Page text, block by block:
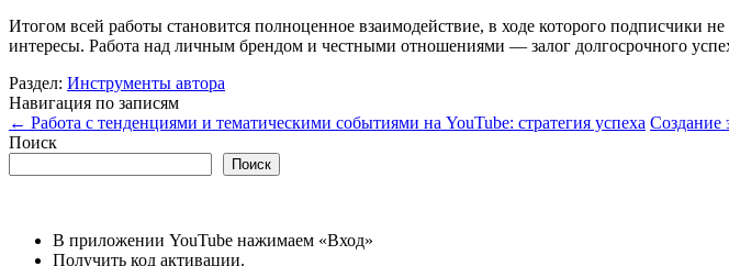
Итогом всей работы становится полноценное взаимодействие, в ходе которого подписчики
интересы. Работа над личным брендом и честными отношениями — залог долгосрочного
Раздел: Инструменты автора
Навигация по записям
← Работа с тенденциями и тематическими событиями на YouTube: стратегия успеха Создание
Поиск
Поиск
В приложении YouTube нажимаем «Вход»
Получить код активации.